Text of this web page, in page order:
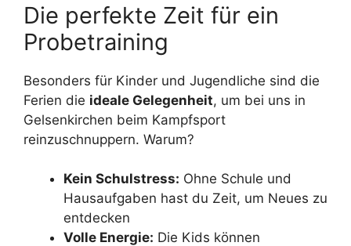
Die perfekte Zeit für ein
Probetraining
Besonders für Kinder und Jugendliche sind die
Ferien die ideale Gelegenheit, um bei uns in
Gelsenkirchen beim Kampfsport
reinzuschnuppern. Warum?
Kein Schulstress: Ohne Schule und
Hausaufgaben hast du Zeit, um Neues zu
entdecken
Volle Energie: Die Kids können